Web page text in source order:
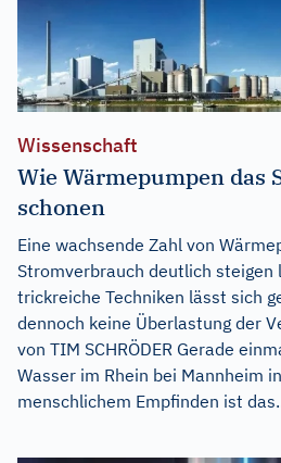
Wissenschaft
Wie Wärmepumpen das
schonen
Eine wachsende Zahl von
Stromverbrauch deutlich steigen
trickreiche Techniken lässt sich
dennoch keine Überlastung der
von TIM SCHRÖDER Gerade
Wasser im Rhein bei Mannheim
menschlichem Empfinden ist